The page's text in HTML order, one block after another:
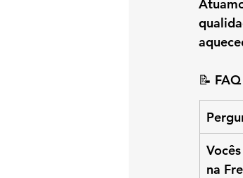
📝
na